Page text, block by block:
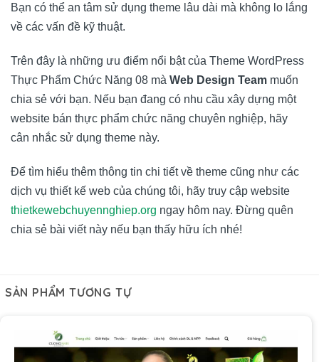
Bạn có thể an tâm sử dụng theme lâu dài mà không lo lắng
về các vấn đề kỹ thuật.
Trên đây là những ưu điểm nổi bật của Theme WordPress
Thực Phẩm Chức Năng 08 mà Web Design Team muốn
chia sẻ với bạn. Nếu bạn đang có nhu cầu xây dựng một
website bán thực phẩm chức năng chuyên nghiệp, hãy
cân nhắc sử dụng theme này.
Để tìm hiểu thêm thông tin chi tiết về theme cũng như các
dịch vụ thiết kế web của chúng tôi, hãy truy cập website
thietkewebchuyennghiep.org ngay hôm nay. Đừng quên
chia sẻ bài viết này nếu bạn thấy hữu ích nhé!
SẢN PHẨM TƯƠNG TỰ